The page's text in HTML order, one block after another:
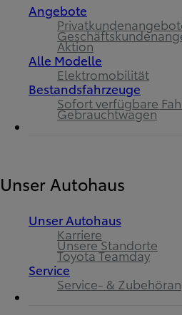
Angebote
Aktion
Alle Modelle
Elektromobilität
Bestandsfahrzeuge
Sofort verfügbare
Gebrauchtwagen
Unser Autohaus
Unser Autohaus
Karriere
Unsere Standorte
Toyota Teamday
Service
Service- &